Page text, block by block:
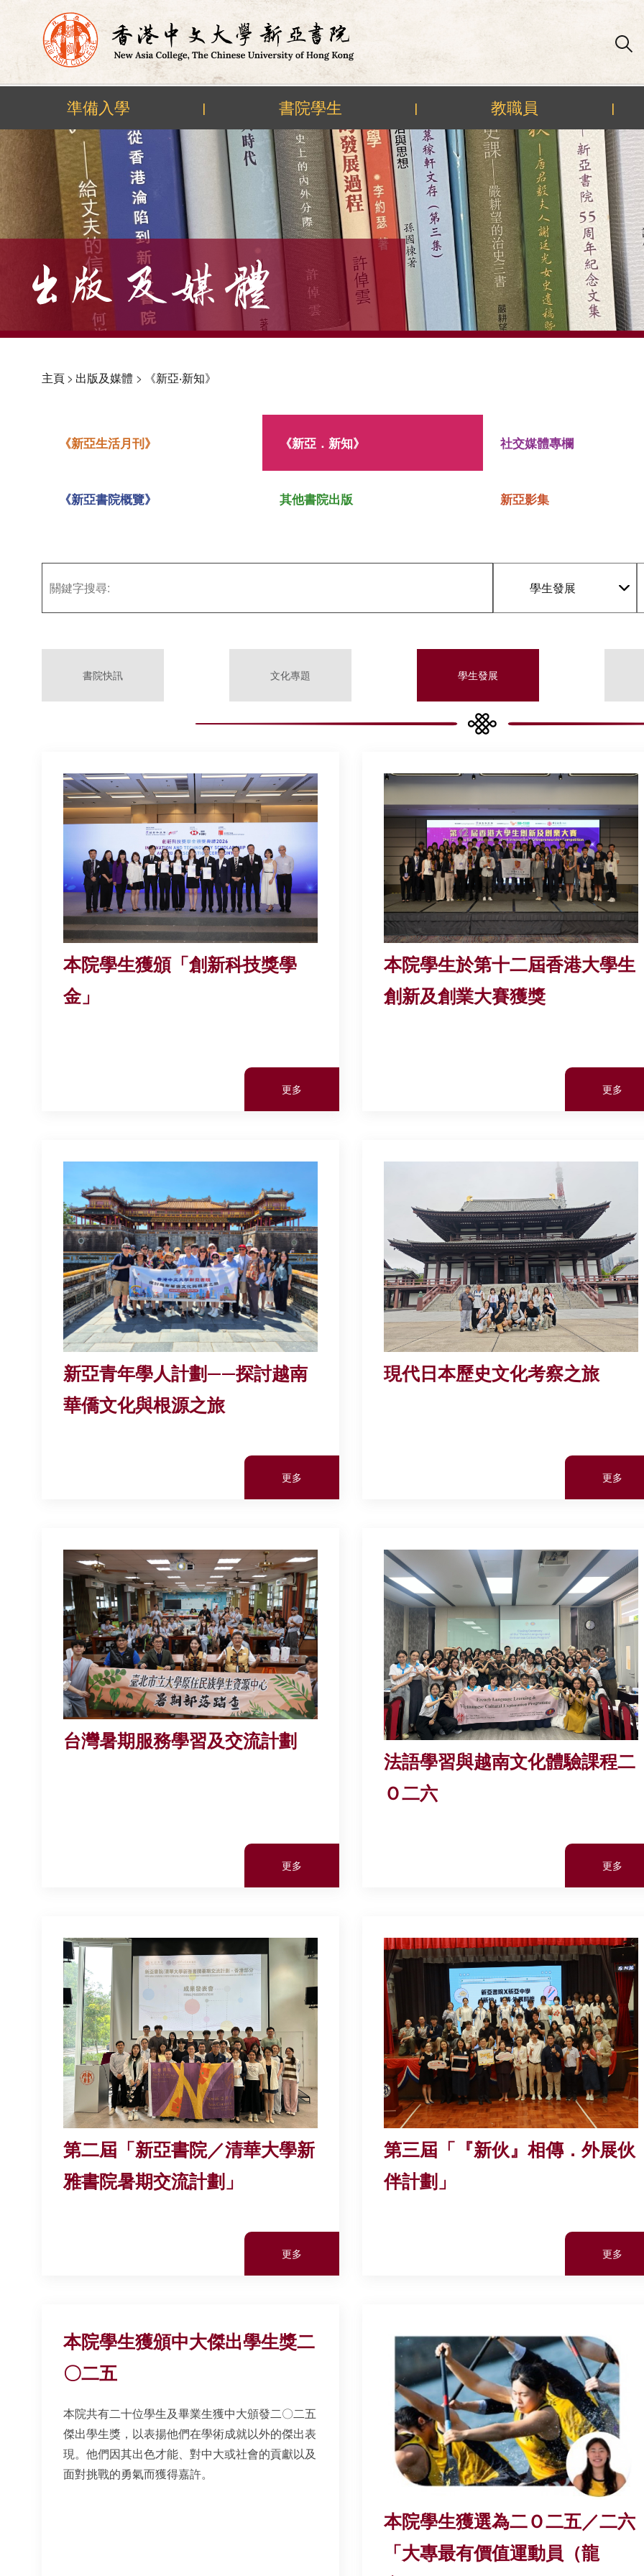
Skip
to
content
準備入學 | 書院學生 | 教職員 |
主頁> 出版及媒體 > 《新亞‧新知》
《新亞生活月刊》 《新亞．新知》 社交媒體專欄
《新亞書院概覽》 其他書院出版 新亞影集
學生發展
書院快訊 文化專題 學生發展
本院學生獲頒「創新科技獎學
金」
更多
本院學生於第十二屆香港大學生
創新及創業大賽獲獎
更多
新亞青年學人計劃——探討越南
華僑文化與根源之旅
更多
現代日本歷史文化考察之旅
更多
台灣暑期服務學習及交流計劃
更多
法語學習與越南文化體驗課程二
Ｏ二六
更多
第二屆「新亞書院／清華大學新
雅書院暑期交流計劃」
更多
第三屆「『新伙』相傳．外展伙
伴計劃」
更多
本院學生獲頒中大傑出學生獎二
〇二五
本院共有二十位學生及畢業生獲中大頒發二〇二五
傑出學生獎，以表揚他們在學術成就以外的傑出表
現。他們因其出色才能、對中大或社會的貢獻以及
面對挑戰的勇氣而獲得嘉許。
本院學生獲選為二Ｏ二五／二六
「大專最有價值運動員（龍